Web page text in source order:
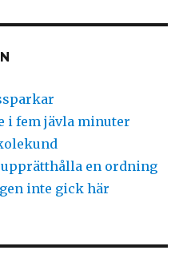
i fem jävla minuter
en ordning
inte gick här